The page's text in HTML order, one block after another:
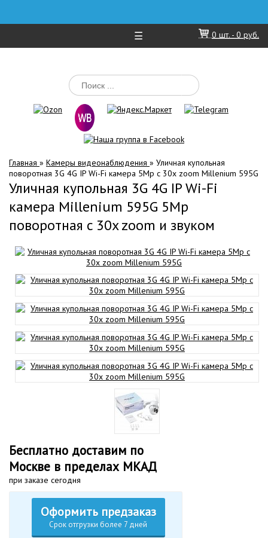
☰ 0 шт. - 0 руб.
Главная » Камеры видеонаблюдения » Уличная купольная
поворотная 3G 4G IP Wi-Fi камера 5Mp c 30х zoom Millenium 595G
Уличная купольная 3G 4G IP Wi-Fi
камера Millenium 595G 5Mp
поворотная c 30x zoom и звуком
Бесплатно доставим по
Москве в пределах МКАД
при заказе сегодня
Оформить предзаказ
Срок отгрузки более 7 дней